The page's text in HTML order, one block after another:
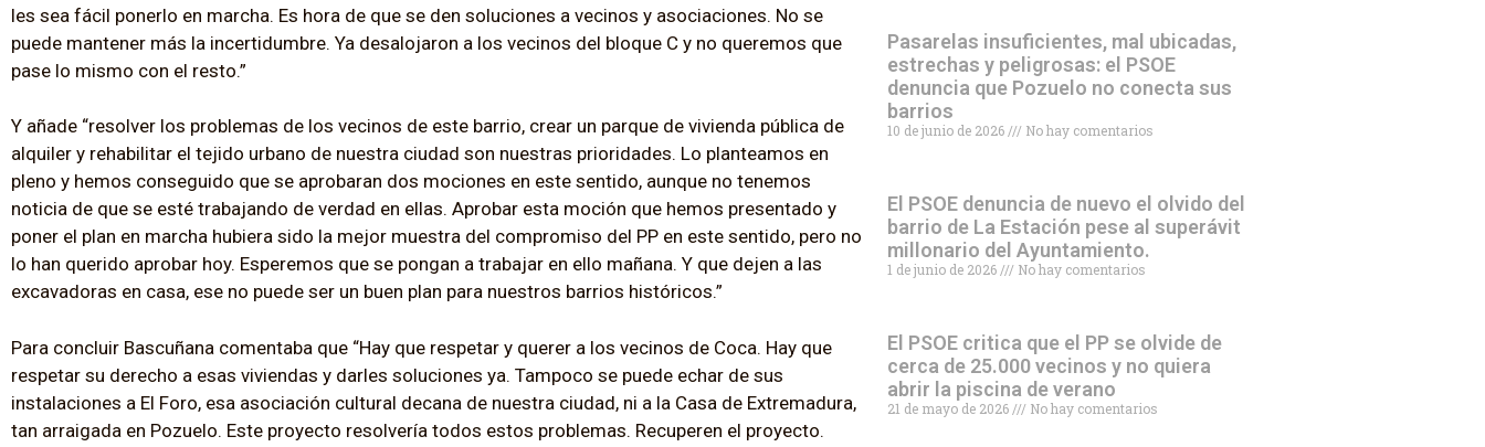
les sea fácil ponerlo en marcha. Es hora de que se den soluciones a vecinos y asociaciones. No se
puede mantener más la incertidumbre. Ya desalojaron a los vecinos del bloque C y no queremos que
pase lo mismo con el resto.”
Y añade “resolver los problemas de los vecinos de este barrio, crear un parque de vivienda pública de
alquiler y rehabilitar el tejido urbano de nuestra ciudad son nuestras prioridades. Lo planteamos en
pleno y hemos conseguido que se aprobaran dos mociones en este sentido, aunque no tenemos
noticia de que se esté trabajando de verdad en ellas. Aprobar esta moción que hemos presentado y
poner el plan en marcha hubiera sido la mejor muestra del compromiso del PP en este sentido, pero no
lo han querido aprobar hoy. Esperemos que se pongan a trabajar en ello mañana. Y que dejen a las
excavadoras en casa, ese no puede ser un buen plan para nuestros barrios históricos.”
Para concluir Bascuñana comentaba que “Hay que respetar y querer a los vecinos de Coca. Hay que
respetar su derecho a esas viviendas y darles soluciones ya. Tampoco se puede echar de sus
instalaciones a El Foro, esa asociación cultural decana de nuestra ciudad, ni a la Casa de Extremadura,
tan arraigada en Pozuelo. Este proyecto resolvería todos estos problemas. Recuperen el proyecto.
Pasarelas insuficientes, mal ubicadas,
estrechas y peligrosas: el PSOE
denuncia que Pozuelo no conecta sus
barrios
10 de junio de 2026 No hay comentarios
El PSOE denuncia de nuevo el olvido del
barrio de La Estación pese al superávit
millonario del Ayuntamiento.
1 de junio de 2026 No hay comentarios
El PSOE critica que el PP se olvide de
cerca de 25.000 vecinos y no quiera
abrir la piscina de verano
21 de mayo de 2026 No hay comentarios